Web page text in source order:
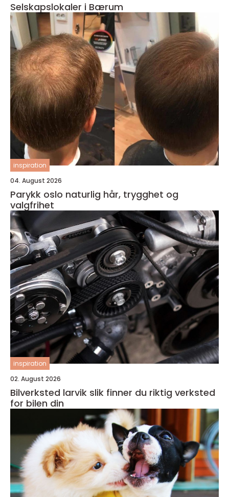
Selskapslokaler i Bærum
inspiration
04. August 2026
Parykk oslo naturlig hår, trygghet og
valgfrihet
inspiration
02. August 2026
Bilverksted larvik slik finner du riktig verksted
for bilen din